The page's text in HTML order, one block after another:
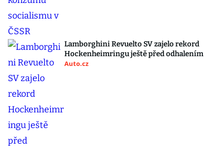
Lamborghini Revuelto SV zajelo rekord
Hockenheimringu ještě před odhalením
Auto.cz